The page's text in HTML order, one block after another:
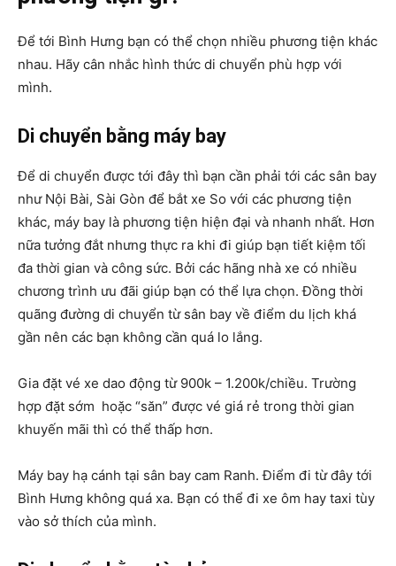
Để tới Bình Hưng bạn có thể chọn nhiều phương tiện khác
nhau. Hãy cân nhắc hình thức di chuyển phù hợp với
mình.
Di chuyển bằng máy bay
Để di chuyển được tới đây thì bạn cần phải tới các sân bay
như Nội Bài, Sài Gòn để bắt xe So với các phương tiện
khác, máy bay là phương tiện hiện đại và nhanh nhất. Hơn
nữa tưởng đắt nhưng thực ra khi đi giúp bạn tiết kiệm tối
đa thời gian và công sức. Bởi các hãng nhà xe có nhiều
chương trình ưu đãi giúp bạn có thể lựa chọn. Đồng thời
quãng đường di chuyển từ sân bay về điểm du lịch khá
gần nên các bạn không cần quá lo lắng.
Gia đặt vé xe dao động từ 900k – 1.200k/chiều. Trường
hợp đặt sớm hoặc “săn” được vé giá rẻ trong thời gian
khuyến mãi thì có thể thấp hơn.
Máy bay hạ cánh tại sân bay cam Ranh. Điểm đi từ đây tới
Bình Hưng không quá xa. Bạn có thể đi xe ôm hay taxi tùy
vào sở thích của mình.